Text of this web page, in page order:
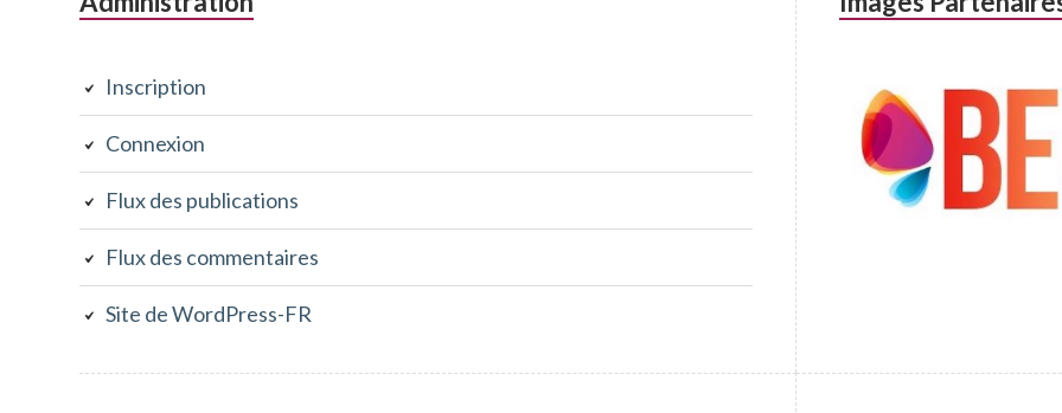
subsidiaire
Inscription
Connexion
Flux des publications
Flux des commentaires
Site de WordPress-FR